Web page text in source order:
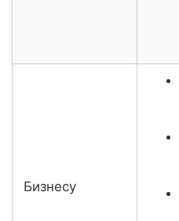
Бизнесу